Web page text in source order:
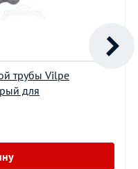
трубы Vilpe
для